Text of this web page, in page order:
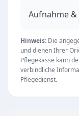
Patienten
das genau auf
zugeschnitten
Unsere
Als
Pflegekassen
Aufnahme
Hinweis: Die
und dienen Ihrer
Pflegekasse kann
verbindliche
Pflegedienst.